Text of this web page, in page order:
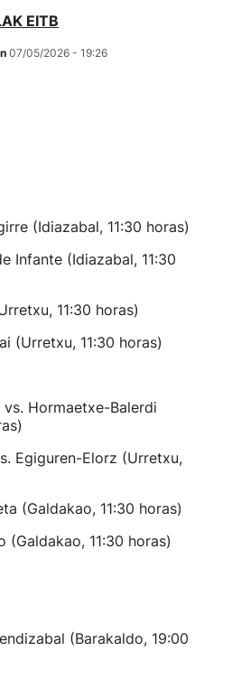
EITB
07/05/2026 - 19:26
(Idiazabal, 11:30 horas)
Infante (Idiazabal, 11:30
11:30 horas)
(Urretxu, 11:30 horas)
Hormaetxe-Balerdi
Egiguren-Elorz (Urretxu,
(Galdakao, 11:30 horas)
(Galdakao, 11:30 horas)
(Barakaldo, 19:00